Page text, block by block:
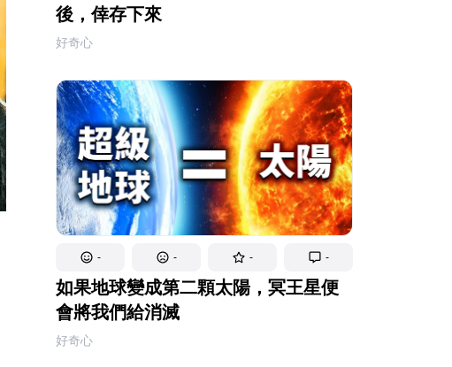
後，倖存下來
好奇心
- - - -
如果地球變成第二顆太陽，冥王星便
會將我們給消滅
好奇心